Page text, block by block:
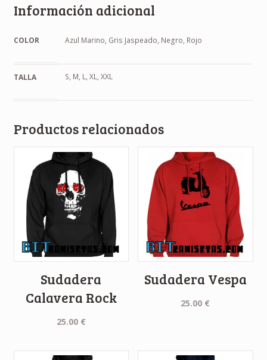
Información adicional
COLOR Azul Marino, Gris Jaspeado, Negro, Rojo
TALLA S, M, L, XL, XXL
Productos relacionados
Sudadera
Calavera Rock
25.00 €
Sudadera Vespa
25.00 €